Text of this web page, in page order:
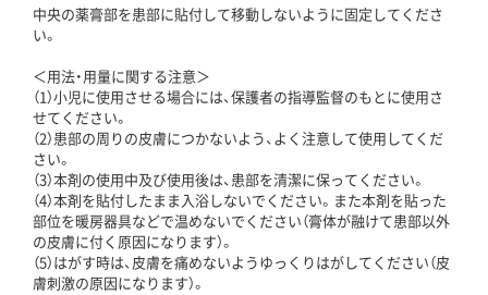
中央の薬膏部を患部に貼付して移動しないように固定してくださ
い。
＜用法・用量に関する注意＞
（1）小児に使用させる場合には、保護者の指導監督のもとに使用さ
せてください。
（2）患部の周りの皮膚につかないよう、よく注意して使用してくだ
さい。
（3）本剤の使用中及び使用後は、患部を清潔に保ってください。
（4）本剤を貼付したまま入浴しないでください。また本剤を貼った
部位を暖房器具などで温めないでください（膏体が融けて患部以外
の皮膚に付く原因になります）。
（5）はがす時は、皮膚を痛めないようゆっくりはがしてください（皮
膚刺激の原因になります）。